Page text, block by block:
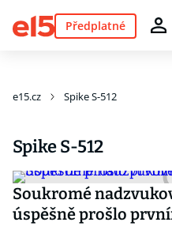
Předplatné
e15.cz Spike S-512
Spike S-512
Soukromé
úspěšně prošlo